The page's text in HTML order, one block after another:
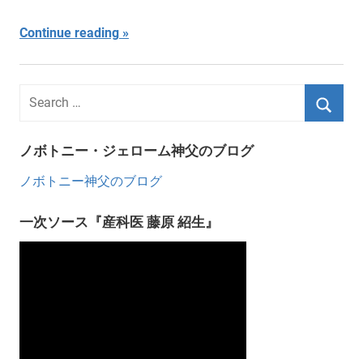
Continue reading
ノボトニー・ジェローム神父のブログ
ノボトニー神父のブログ
一次ソース『産科医 藤原 紹生』